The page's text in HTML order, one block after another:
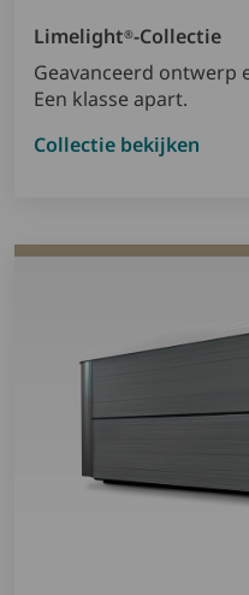
Limelight®-collectie
Geavanceerd ontwerp
Een klasse apart.
Collectie bekijken